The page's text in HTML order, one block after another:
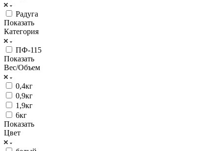
Радуга
Показать
Категория
ПФ-115
Показать
Вес/Объем
0,4кг
0,9кг
1,9кг
6кг
Показать
Цвет